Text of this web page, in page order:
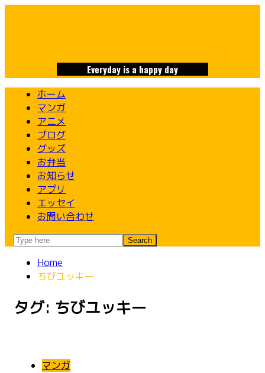
Everyday is a happy day
ホーム
マンガ
アニメ
ブログ
グッズ
お弁当
お知らせ
アプリ
エッセイ
お問い合わせ
Home
ちびユッキー
タグ: ちびユッキー
マンガ